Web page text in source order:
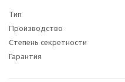
Тип
Производство
Степень секретности
Гарантия